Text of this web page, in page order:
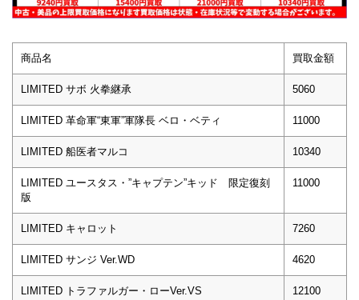
商品名 買取金額
LIMITED サボ 火拳継承 5060
LIMITED 革命軍“東軍”軍隊長 ベロ・ベティ 11000
LIMITED 船医者マルコ 10340
LIMITED ユースタス・”キャプテン”キッド 限定復刻
版
11000
LIMITED キャロット 7260
LIMITED サンジ Ver.WD 4620
LIMITED トラファルガー・ローVer.VS 12100